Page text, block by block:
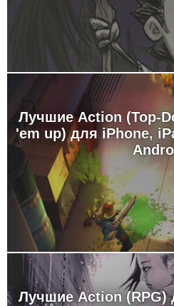
Лучшие Action (Top-
'em up) для iPhone,
Лучшие Action (RPG)